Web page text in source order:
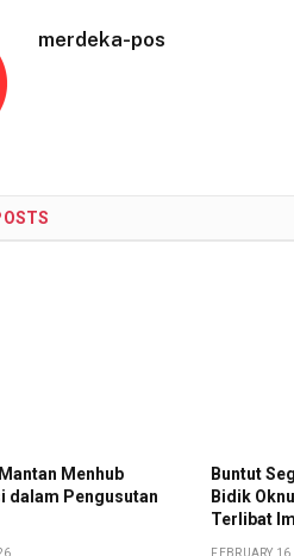
merdeka-pos
Menhub
dalam Pengusutan
Buntut
Bidik
Terlibat
FEBRUARY